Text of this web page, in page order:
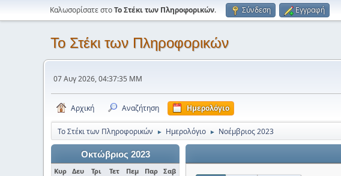
Καλωσορίσατε στοΤο Στέκι των Πληροφορικών. Σύνδεση Εγγραφή
Το Στέκι των Πληροφορικών
07 Αυγ 2026, 04:37:35 ΜΜ
Αρχική Αναζήτηση Ημερολόγιο
Το Στέκι των Πληροφορικών ► Ημερολόγιο ► Νοέμβριος 2023
Οκτώβριος 2023
Κυρ Δευ Τρι Τετ Πεμ Παρ Σαβ